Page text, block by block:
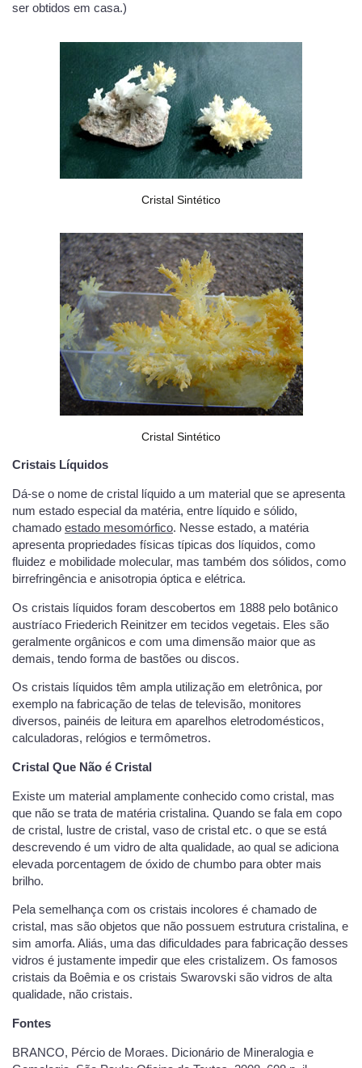
ser obtidos em casa.)
Cristal Sintético
Cristal Sintético
Cristais Líquidos
Dá-se o nome de cristal líquido a um material que se apresenta
num estado especial da matéria, entre líquido e sólido,
chamado estado mesomórfico. Nesse estado, a matéria
apresenta propriedades físicas típicas dos líquidos, como
fluidez e mobilidade molecular, mas também dos sólidos, como
birrefringência e anisotropia óptica e elétrica.
Os cristais líquidos foram descobertos em 1888 pelo botânico
austríaco Friederich Reinitzer em tecidos vegetais. Eles são
geralmente orgânicos e com uma dimensão maior que as
demais, tendo forma de bastões ou discos.
Os cristais líquidos têm ampla utilização em eletrônica, por
exemplo na fabricação de telas de televisão, monitores
diversos, painéis de leitura em aparelhos eletrodomésticos,
calculadoras, relógios e termômetros.
Cristal Que Não é Cristal
Existe um material amplamente conhecido como cristal, mas
que não se trata de matéria cristalina. Quando se fala em copo
de cristal, lustre de cristal, vaso de cristal etc. o que se está
descrevendo é um vidro de alta qualidade, ao qual se adiciona
elevada porcentagem de óxido de chumbo para obter mais
brilho.
Pela semelhança com os cristais incolores é chamado de
cristal, mas são objetos que não possuem estrutura cristalina, e
sim amorfa. Aliás, uma das dificuldades para fabricação desses
vidros é justamente impedir que eles cristalizem. Os famosos
cristais da Boêmia e os cristais Swarovski são vidros de alta
qualidade, não cristais.
Fontes
BRANCO, Pércio de Moraes. Dicionário de Mineralogia e